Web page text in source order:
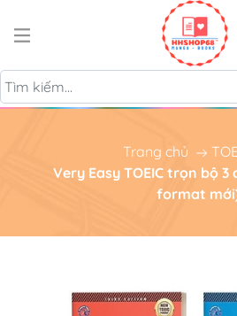
Trang chủ
Very Easy TOEIC trọn bộ 3
format